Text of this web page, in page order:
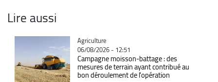
Lire aussi
Catégorie
Agriculture
06/08/2026 - 12:51
Campagne moisson-battage : des
mesures de terrain ayant contribué au
bon déroulement de l'opération